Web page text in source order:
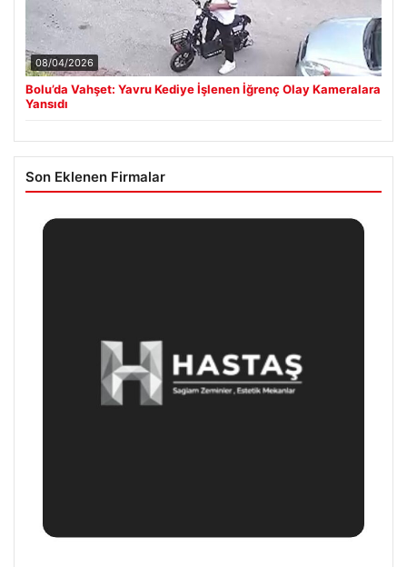
08/04/2026
Bolu’da Vahşet: Yavru Kediye İşlenen İğrenç Olay Kameralara
Yansıdı
Son Eklenen Firmalar